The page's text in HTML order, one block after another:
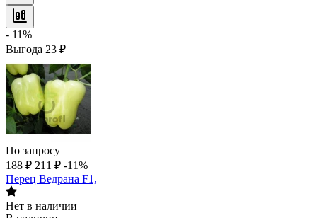
- 11%
Выгода 23 ₽
По запросу
188 ₽ 211 ₽ -11%
Перец Ведрана F1,
Нет в наличии